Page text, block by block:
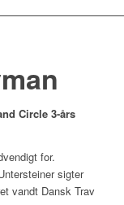
Circle 3-års
for.
sigter
vandt Dansk Trav